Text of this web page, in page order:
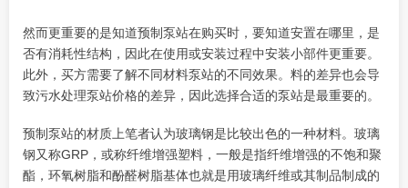
然而更重要的是知道预制泵站在购买时，要知道安置在哪里，是
否有消耗性结构，因此在使用或安装过程中安装小部件更重要。
此外，买方需要了解不同材料泵站的不同效果。料的差异也会导
致污水处理泵站价格的差异，因此选择合适的泵站是最重要的。
预制泵站的材质上笔者认为玻璃钢是比较出色的一种材料。玻璃
钢又称GRP，或称纤维增强塑料，一般是指纤维增强的不饱和聚
酯，环氧树脂和酚醛树脂基体也就是用玻璃纤维或其制品制成的